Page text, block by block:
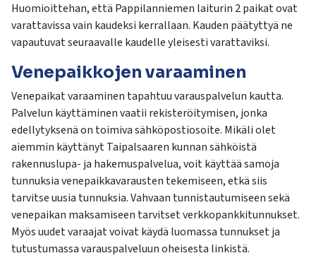
Huomioittehan, että Pappilanniemen laiturin 2 paikat ovat
varattavissa vain kaudeksi kerrallaan. Kauden päätyttyä ne
vapautuvat seuraavalle kaudelle yleisesti varattaviksi.
Venepaikkojen varaaminen
Venepaikat varaaminen tapahtuu varauspalvelun kautta.
Palvelun käyttäminen vaatii rekisteröitymisen, jonka
edellytyksenä on toimiva sähköpostiosoite. Mikäli olet
aiemmin käyttänyt Taipalsaaren kunnan sähköistä
rakennuslupa- ja hakemuspalvelua, voit käyttää samoja
tunnuksia venepaikkavarausten tekemiseen, etkä siis
tarvitse uusia tunnuksia. Vahvaan tunnistautumiseen sekä
venepaikan maksamiseen tarvitset verkkopankkitunnukset.
Myös uudet varaajat voivat käydä luomassa tunnukset ja
tutustumassa varauspalveluun oheisesta linkistä.